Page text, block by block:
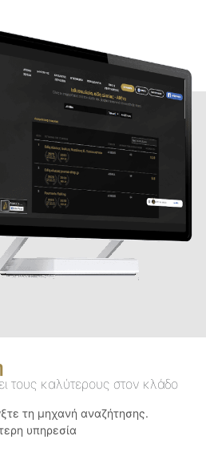
τους καλύτερους στον κλάδο
τη μηχανή αναζήτησης.
υπηρεσία